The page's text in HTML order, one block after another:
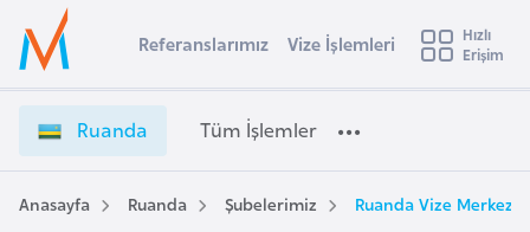
Ülke Seçimi
Başvuru yapmak istediğiniz ülkeyi seçin
Üye
Girişi
u
n
d
a
e
t
Referanslarımız Vize İşlemleri
Hızlı
Erişim
Ruanda Tüm İşlemler
Anasayfa Ruanda Şubelerimiz Ruanda Vize Merkezi,
s
t
r
a